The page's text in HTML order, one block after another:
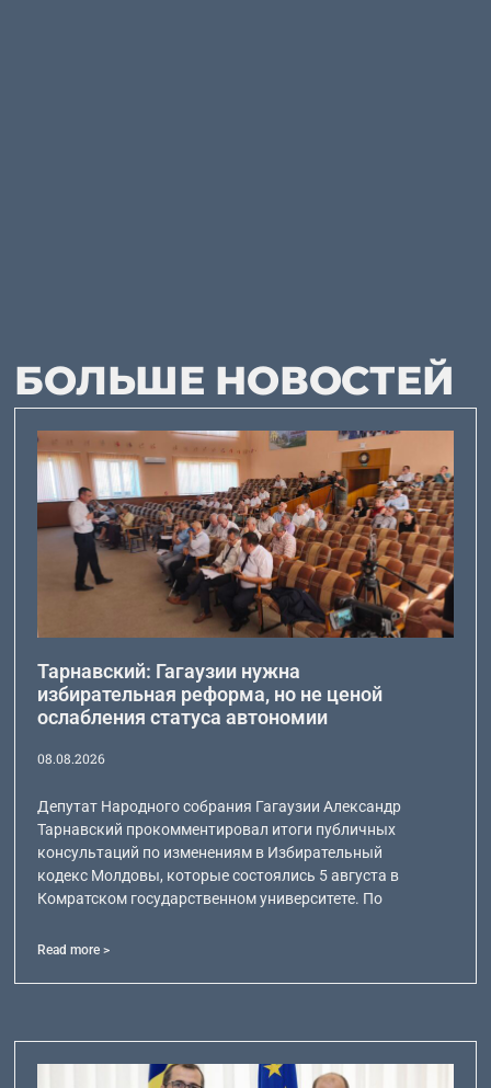
БОЛЬШЕ НОВОСТЕЙ
Тарнавский: Гагаузии нужна
избирательная реформа, но не ценой
ослабления статуса автономии
08.08.2026
Депутат Народного собрания Гагаузии Александр
Тарнавский прокомментировал итоги публичных
консультаций по изменениям в Избирательный
кодекс Молдовы, которые состоялись 5 августа в
Комратском государственном университете. По
Read more >